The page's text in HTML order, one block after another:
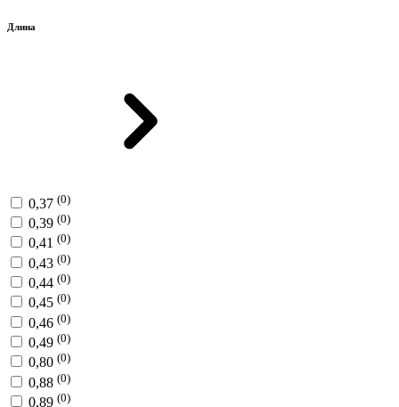
Длина
0,37 (0)
0,39 (0)
0,41 (0)
0,43 (0)
0,44 (0)
0,45 (0)
0,46 (0)
0,49 (0)
0,80 (0)
0,88 (0)
0,89 (0)